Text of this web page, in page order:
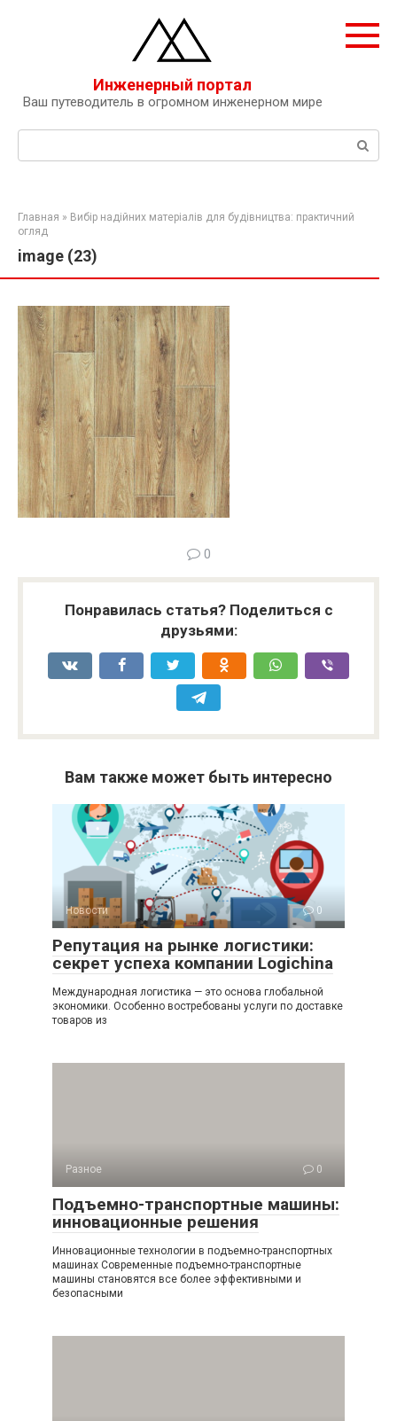
Инженерный портал
Ваш путеводитель в огромном инженерном мире
Поиск:
Главная » Вибір надійних матеріалів для будівництва: практичний
огляд
image (23)
0
Понравилась статья? Поделиться с
друзьями:
Вам также может быть интересно
Новости 0
Репутация на рынке логистики:
секрет успеха компании Logichina
Международная логистика — это основа глобальной
экономики. Особенно востребованы услуги по доставке
товаров из
Разное 0
Подъемно-транспортные машины:
инновационные решения
Инновационные технологии в подъемно-транспортных
машинах Современные подъемно-транспортные
машины становятся все более эффективными и
безопасными